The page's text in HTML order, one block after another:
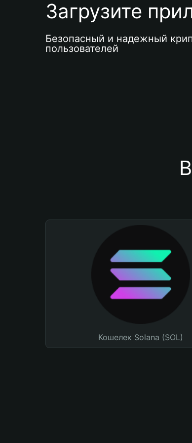
Загрузите
Безопасный и надежный
пользователей
Кошелек Solana (SOL)